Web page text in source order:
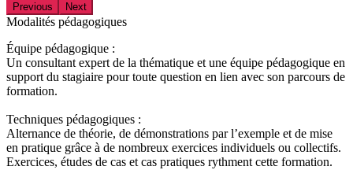
Previous Next
Modalités pédagogiques
Équipe pédagogique :
Un consultant expert de la thématique et une équipe pédagogique en
support du stagiaire pour toute question en lien avec son parcours de
formation.
Techniques pédagogiques :
Alternance de théorie, de démonstrations par l’exemple et de mise
en pratique grâce à de nombreux exercices individuels ou collectifs.
Exercices, études de cas et cas pratiques rythment cette formation.